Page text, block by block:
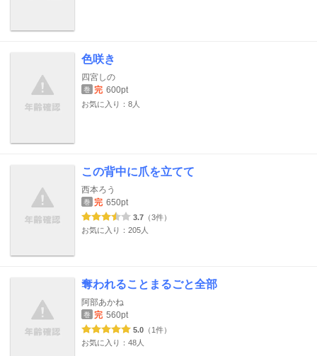
色咲き
四宮しの
巻 完 600pt
お気に入り：8人
この背中に爪を立てて
西本ろう
巻 完 650pt
3.7 （3件）
お気に入り：205人
奪われることまるごと全部
阿部あかね
巻 完 560pt
5.0 （1件）
お気に入り：48人